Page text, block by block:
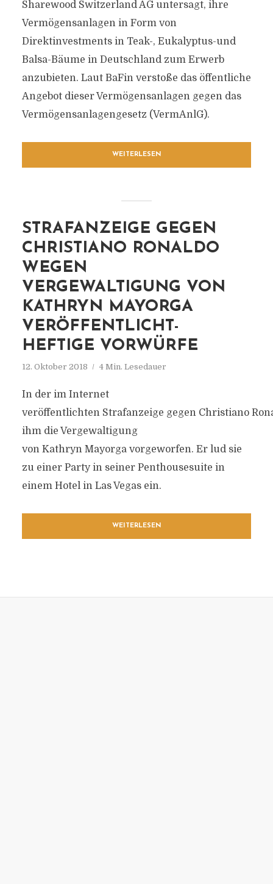
Sharewood Switzerland AG untersagt, ihre
Vermögensanlagen in Form von
Direktinvestments in Teak-, Eukalyptus-und
Balsa-Bäume in Deutschland zum Erwerb
anzubieten. Laut BaFin verstoße das öffentliche
Angebot dieser Vermögensanlagen gegen das
Vermögensanlagengesetz (VermAnlG).
WEITERLESEN
STRAFANZEIGE GEGEN
CHRISTIANO RONALDO
WEGEN
VERGEWALTIGUNG VON
KATHRYN MAYORGA
VERÖFFENTLICHT-
HEFTIGE VORWÜRFE
12. Oktober 2018 4 Min. Lesedauer
In der im Internet
veröffentlichten Strafanzeige gegen Christiano
ihm die Vergewaltigung
von Kathryn Mayorga vorgeworfen. Er lud sie
zu einer Party in seiner Penthousesuite in
einem Hotel in Las Vegas ein.
WEITERLESEN